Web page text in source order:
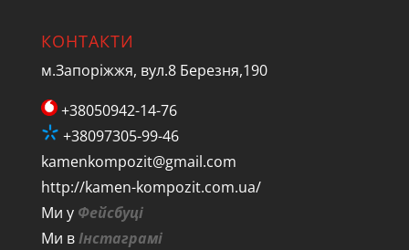
КОНТАКТИ
м.Запоріжжя, вул.8 Березня,190
+38050942-14-76
+38097305-99-46
kamenkompozit@gmail.com
http://kamen-kompozit.com.ua/
Ми у Фейсбуці
Ми вІнстаграмі